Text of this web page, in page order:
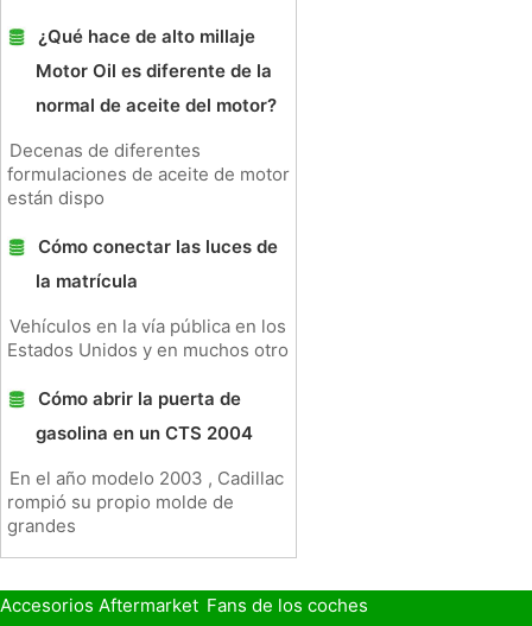
¿Qué hace de alto millaje
Motor Oil es diferente de la
normal de aceite del motor?
Decenas de diferentes
formulaciones de aceite de motor
están dispo
Cómo conectar las luces de
la matrícula
Vehículos en la vía pública en los
Estados Unidos y en muchos otro
Cómo abrir la puerta de
gasolina en un CTS 2004
En el año modelo 2003 , Cadillac
rompió su propio molde de
grandes
Accesorios Aftermarket Fans de los coches